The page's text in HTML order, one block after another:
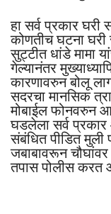
हा सर्व प्रकार घरी
कोणतीच घटना घरी
सुट्टीत धांडे मामा
गेल्यानंतर
कारणावरुन बोलू
सदरचा मानसिक
मोबाईल फोनवरुन
घडलेला सर्व
संबंधित पीडित मुली
जबाबावरून
तपास पोलीस करत